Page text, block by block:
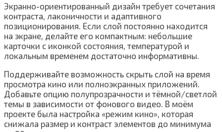
Экранно-ориентированный дизайн требует сочетания
контраста, лаконичности и адаптивного
позиционирования. Если слой постоянно находится
на экране, делайте его компактным: небольшие
карточки с иконкой состояния, температурой и
локальным временем достаточно информативны.
Поддерживайте возможность скрыть слой на время
просмотра кино или полноэкранных приложений.
Добавьте опцию полупрозрачности и тёмной/светлой
темы в зависимости от фонового видео. В моём
проекте была настройка «режим кино», которая
снижала размер и контраст элементов до минимума